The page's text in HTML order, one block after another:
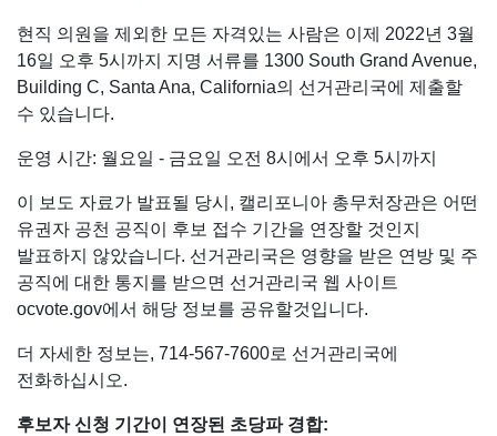
현직 의원을 제외한 모든 자격있는 사람은 이제 2022년 3월
16일 오후 5시까지 지명 서류를 1300 South Grand Avenue,
Building C, Santa Ana, California의 선거관리국에 제출할
수 있습니다.
운영 시간: 월요일 - 금요일 오전 8시에서 오후 5시까지
이 보도 자료가 발표될 당시, 캘리포니아 총무처장관은 어떤
유권자 공천 공직이 후보 접수 기간을 연장할 것인지
발표하지 않았습니다. 선거관리국은 영향을 받은 연방 및 주
공직에 대한 통지를 받으면 선거관리국 웹 사이트
ocvote.gov에서 해당 정보를 공유할것입니다.
더 자세한 정보는, 714-567-7600로 선거관리국에
전화하십시오.
후보자 신청 기간이 연장된 초당파 경합: